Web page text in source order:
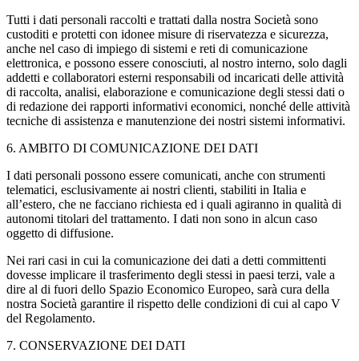
Tutti i dati personali raccolti e trattati dalla nostra Società sono
custoditi e protetti con idonee misure di riservatezza e sicurezza,
anche nel caso di impiego di sistemi e reti di comunicazione
elettronica, e possono essere conosciuti, al nostro interno, solo dagli
addetti e collaboratori esterni responsabili od incaricati delle attività
di raccolta, analisi, elaborazione e comunicazione degli stessi dati o
di redazione dei rapporti informativi economici, nonché delle attività
tecniche di assistenza e manutenzione dei nostri sistemi informativi.
6. AMBITO DI COMUNICAZIONE DEI DATI
I dati personali possono essere comunicati, anche con strumenti
telematici, esclusivamente ai nostri clienti, stabiliti in Italia e
all’estero, che ne facciano richiesta ed i quali agiranno in qualità di
autonomi titolari del trattamento. I dati non sono in alcun caso
oggetto di diffusione.
Nei rari casi in cui la comunicazione dei dati a detti committenti
dovesse implicare il trasferimento degli stessi in paesi terzi, vale a
dire al di fuori dello Spazio Economico Europeo, sarà cura della
nostra Società garantire il rispetto delle condizioni di cui al capo V
del Regolamento.
7. CONSERVAZIONE DEI DATI